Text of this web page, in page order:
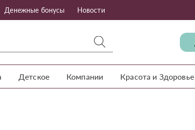
Денежные бонусы Новости
Детское Компании Красота и Здоровье